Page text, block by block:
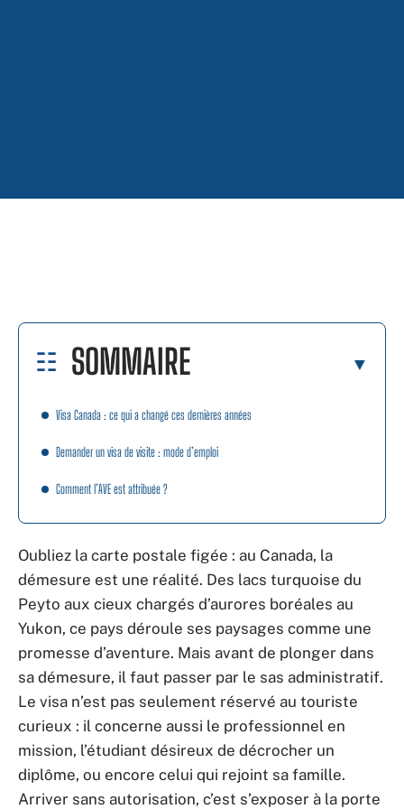
SOMMAIRE
Visa Canada : ce qui a changé ces dernières années
Demander un visa de visite : mode d’emploi
Comment l’AVE est attribuée ?
Oubliez la carte postale figée : au Canada, la
démesure est une réalité. Des lacs turquoise du
Peyto aux cieux chargés d’aurores boréales au
Yukon, ce pays déroule ses paysages comme une
promesse d’aventure. Mais avant de plonger dans
sa démesure, il faut passer par le sas administratif.
Le visa n’est pas seulement réservé au touriste
curieux : il concerne aussi le professionnel en
mission, l’étudiant désireux de décrocher un
diplôme, ou encore celui qui rejoint sa famille.
Arriver sans autorisation, c’est s’exposer à la porte